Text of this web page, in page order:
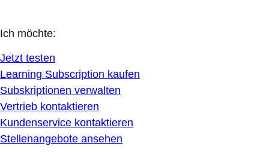
Ich möchte:
Jetzt testen
Learning Subscription kaufen
Subskriptionen verwalten
Vertrieb kontaktieren
Kundenservice kontaktieren
Stellenangebote ansehen